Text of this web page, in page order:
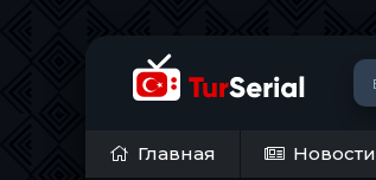
Главная Новости